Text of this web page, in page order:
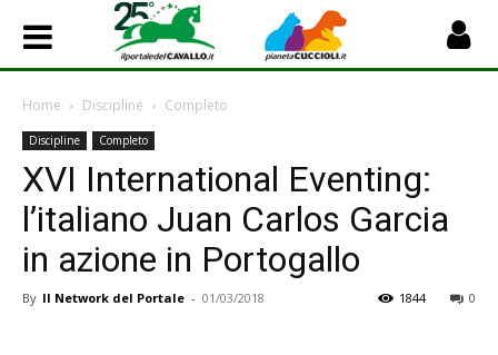
Home Discipline Completo
Discipline Completo
XVI International Eventing:
l’italiano Juan Carlos Garcia
in azione in Portogallo
By Il Network del Portale - 01/03/2018 0
1844